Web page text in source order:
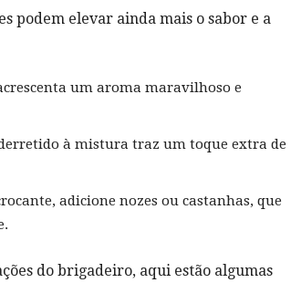
podem ‍elevar ainda mais o sabor e ​a
um aroma⁣ maravilhoso‍ e
à mistura traz um ‍toque extra de
adicione nozes ou castanhas, que
⁣do brigadeiro, aqui estão algumas⁢